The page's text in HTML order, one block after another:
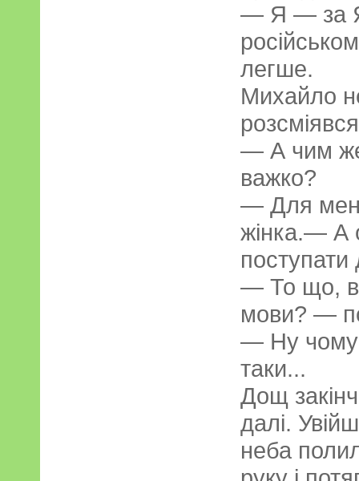
— Я — за
легше.
Михайло
— А чим
важко?
— Для
жінка.— А
поступати
— То що,
мови? —
— Ну чому
таки...
Дощ
далі.
неба